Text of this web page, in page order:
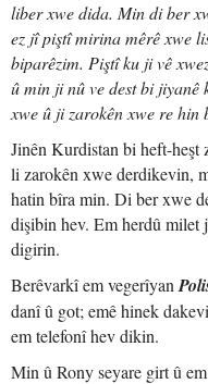
liber xwe dida. Min di ber
ez jî piştî mirina mêrê xwe
biparêzim. Piştî ku ji vê
û min ji nû ve dest bi
xwe û ji zarokên xwe re hin
Jinên Kurdistan bi heft-
li zarokên xwe derdikevin,
hatin bîra min. Di ber xwe
dişibin hev. Em herdû
digirin.
Berêvarkî em vegerîyan
danî û got; emê hinek
em telefonî hev dikin.
Min û Rony seyare girt û